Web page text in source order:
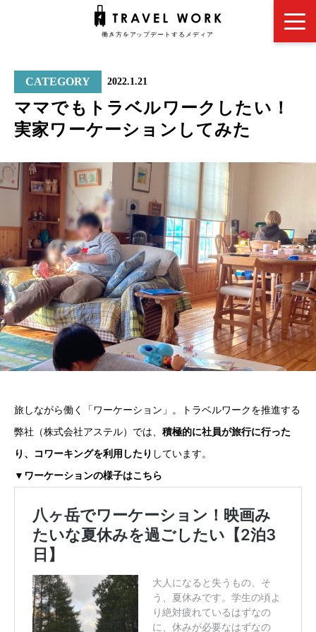
CATEGORY 2022.1.21
ママでもトラベルワークしたい！
実家ワーケーションしてみた
旅しながら働く「ワーケーション」。トラベルワークを推進する
弊社（株式会社アステル）では、 積極的に社員が旅行に行った
り、コワーキングを利用したり しています。
▼ ワーケーションの様子はこちら